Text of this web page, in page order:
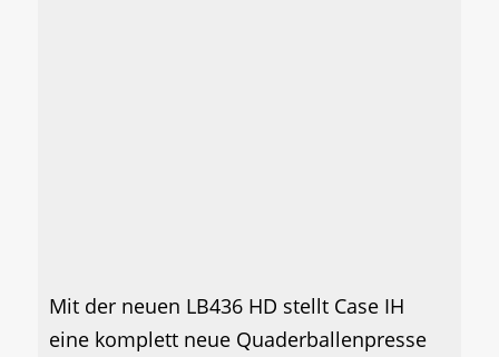
Mit der neuen LB436 HD stellt Case IH
eine komplett neue Quaderballenpresse